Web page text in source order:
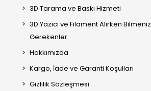
3D Tarama ve Baskı Hizmeti
3D Yazıcı ve Filament Alırken Bilmeniz
Gerekenler
Hakkımızda
Kargo, İade ve Garanti Koşulları
Gizlilik Sözleşmesi